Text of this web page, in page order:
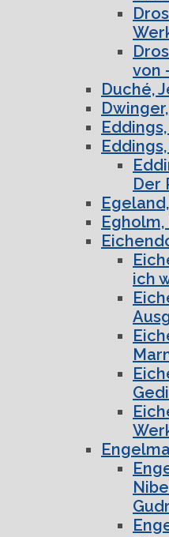
von
Duché,
Der
ich